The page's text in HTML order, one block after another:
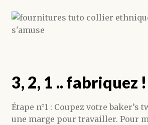
3, 2, 1 .. fabriquez !
​Étape n°1 : Coupez votre baker’s
une marge pour travailler. Pour